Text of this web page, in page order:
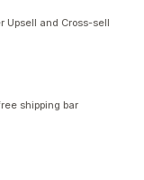
Upsell and Cross-sell
shipping bar